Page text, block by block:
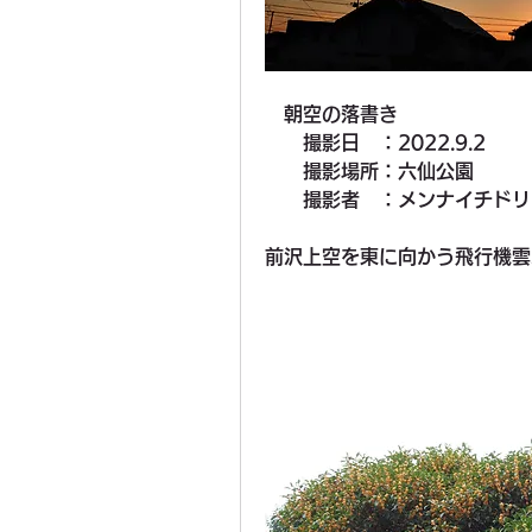
朝空の落書き
撮影日　：2022.9.2
撮影場所：六仙公園
撮影者　：メンナイチド
前沢上空を東に向かう飛行機